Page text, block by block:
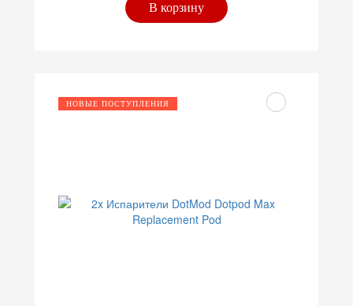
В корзину
НОВЫЕ ПОСТУПЛЕНИЯ